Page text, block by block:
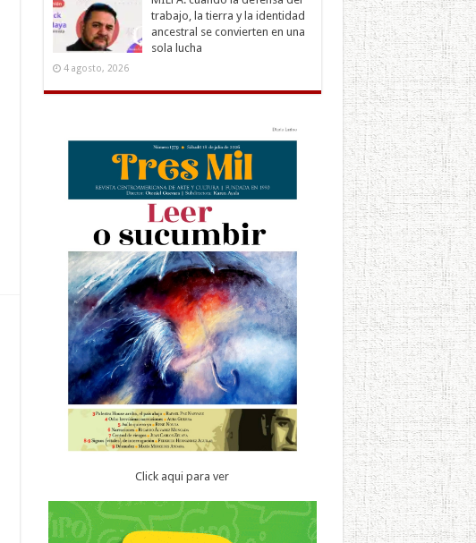
trabajo, la tierra y la identidad
ancestral se convierten en una
sola lucha
4 agosto, 2026
Click aqui para ver